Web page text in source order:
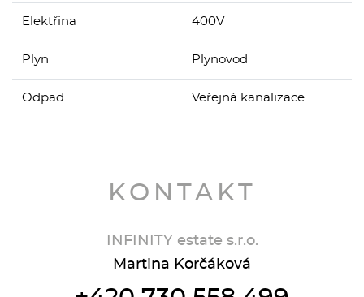
Elektřina 400V
Plyn Plynovod
Odpad Veřejná kanalizace
KONTAKT
INFINITY estate s.r.o.
Martina Korčáková